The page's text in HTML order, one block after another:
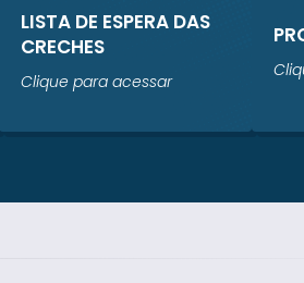
LISTA DE ESPERA DAS
CRECHES
Clique para acessar